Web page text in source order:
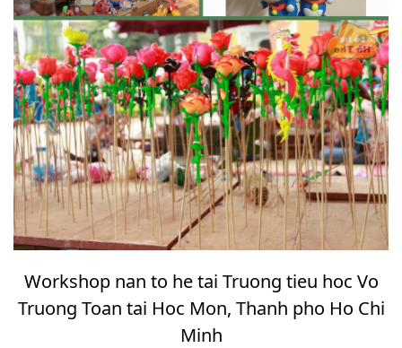
Workshop nan to he tai Truong tieu hoc Vo
Truong Toan tai Hoc Mon, Thanh pho Ho Chi
Minh